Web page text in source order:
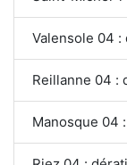
Valensole 04 :
Reillanne 04 :
Manosque 04